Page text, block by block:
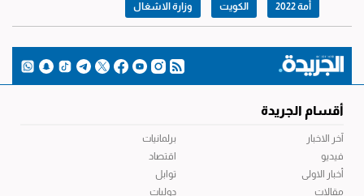
أمة 2022 الكويت وزارة الاشغال
أقسام الجريدة
آخر الاخبار
فيديو
أخبار الاولى
مقالات
برلمانيات
اقتصاد
توابل
دوليات